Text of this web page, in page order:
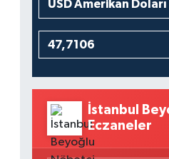
İstanbul
Eczaneler